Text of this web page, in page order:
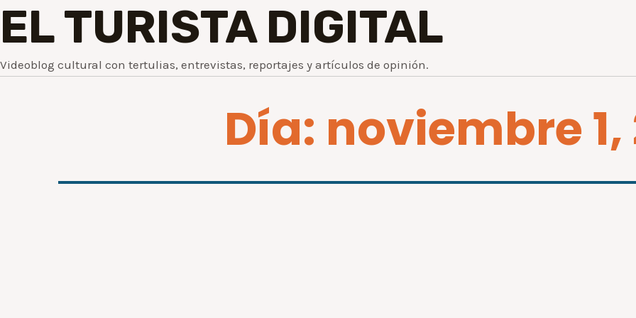
EL TURISTA DIGITAL
Videoblog cultural con tertulias, entrevistas, reportajes y artículos de opinión.
Día: noviembre 1,